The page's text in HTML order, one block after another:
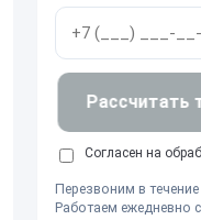
Рассчитать
Согласен на
Перезвоним в
Работаем ежедневно